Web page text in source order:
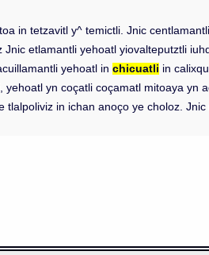
in tetzavitl y^ temictli. Jnic
etlamantli yehoatl yiovalteputztli
yehoatl inchicuatli in
yn coçatli coçamatl mitoaya
tlalpoliviz in ichan anoço ye choloz.